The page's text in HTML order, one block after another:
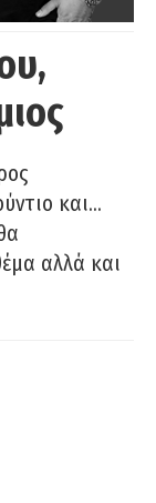
και…
αλλά και